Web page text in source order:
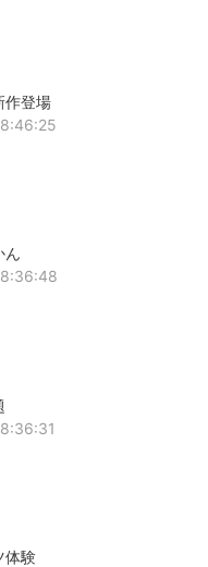
作登場
ん
体験